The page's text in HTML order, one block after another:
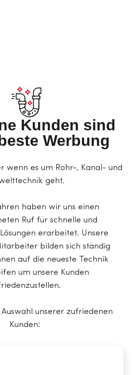
Kunden sind
Werbung
wenn es um Rohr-, Kanal- und
geht.
haben wir uns einen
Ruf für schnelle und
erarbeitet. Unsere
bilden sich ständig
auf die neueste Technik
um unsere Kunden
unserer zufriedenen
Kunden: